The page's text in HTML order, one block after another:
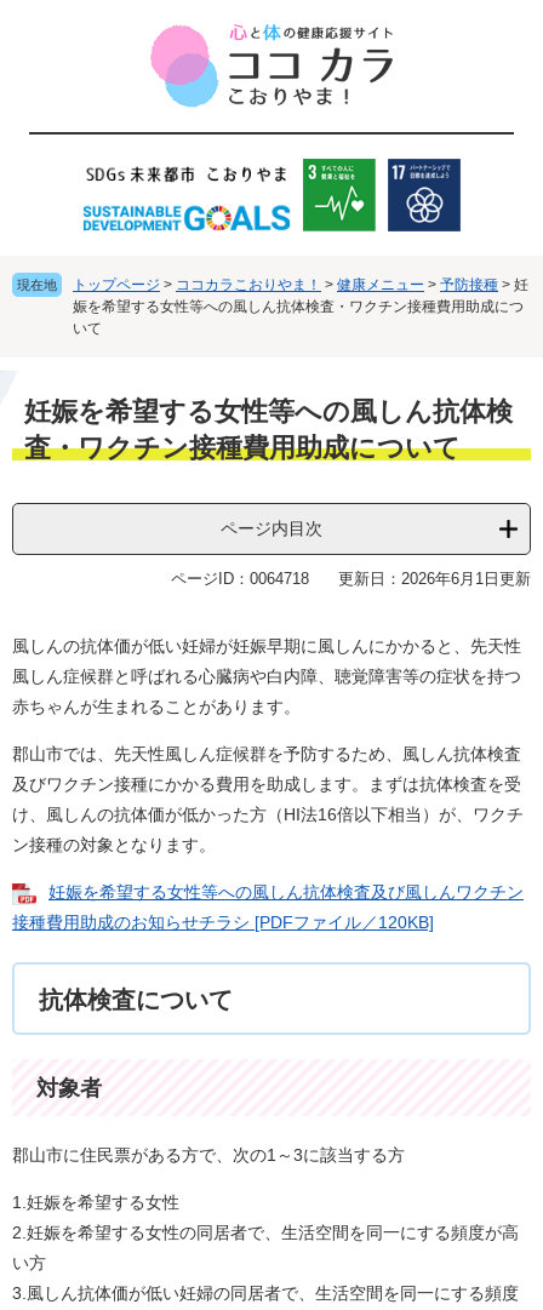
へ現在地 トップページ > ココカラこおりやま！ > 健康メニュー > 予防接種 > 妊
娠を希望する女性等への風しん抗体検査・ワクチン接種費用助成につ
いて
文妊娠を希望する女性等への風しん抗体検
査・ワクチン接種費用助成について
ページ内目次
ページID：0064718 更新日：2026年6月1日更新
風しんの抗体価が低い妊婦が妊娠早期に風しんにかかると、先天性
風しん症候群と呼ばれる心臓病や白内障、聴覚障害等の症状を持つ
赤ちゃんが生まれることがあります。
郡山市では、先天性風しん症候群を予防するため、風しん抗体検査
及びワクチン接種にかかる費用を助成します。まずは抗体検査を受
け、風しんの抗体価が低かった方（HI法16倍以下相当）が、ワクチ
ン接種の対象となります。
妊娠を希望する女性等への風しん抗体検査及び風しんワクチン
接種費用助成のお知らせチラシ [PDFファイル／120KB]
抗体検査について
対象者
郡山市に住民票がある方で、次の1～3に該当する方
1.妊娠を希望する女性
2.妊娠を希望する女性の同居者で、生活空間を同一にする頻度が高
い方
3.風しん抗体価が低い妊婦の同居者で、生活空間を同一にする頻度